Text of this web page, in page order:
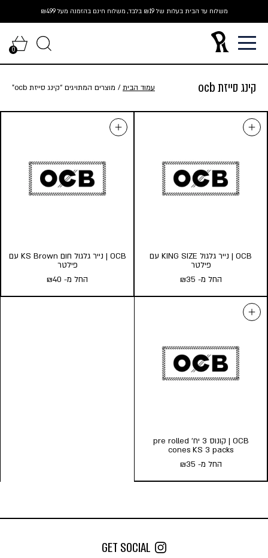
to
content
משלוח עד הבית בעלות של ₪19 בלבד, משלוח חינם בהזמנה מעל ₪499
0
קינג סייזת ocb עמוד הבית/ מוצרים המתויגים “קינג סייזת ocb”
OCB | נייר גלגול KING SIZE עם
פילטר
החל מ-
₪35
החל מ- ₪35
כמות במארז:
5
10
32
OCB | נייר גלגול חום KS Brown עם
פילטר
החל מ-
₪40
OCB | קונוס 3 יח’ pre rolled
cones KS 3 packs
החל מ-
₪35
cones KS 3 packs
GET SOCIAL